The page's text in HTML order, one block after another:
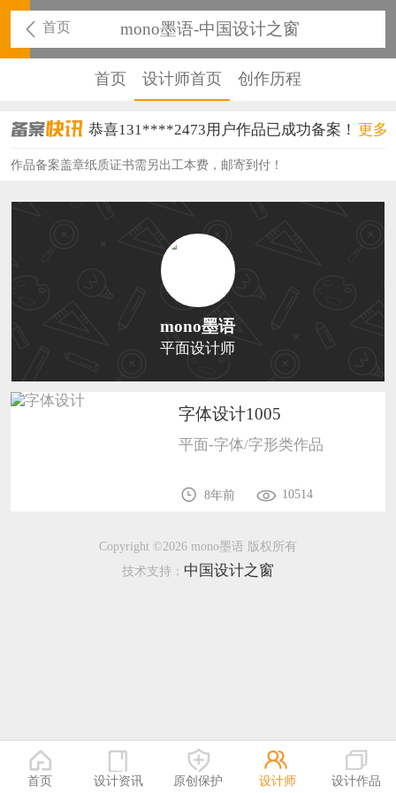
首页 mono墨语-中国设计之窗
首页 设计师首页 创作历程
恭喜131****2473用户作品已成功备案！
恭喜159****4201用户作品已成功备案！
恭喜133****6466用户作品已成功备案！
恭喜131****1475用户作品已成功备案！
恭喜133****8874用户作品已成功备案！
恭喜138****8638用户作品已成功备案！
恭喜133****9020用户作品已成功备案！
恭喜136****9807用户作品已成功备案！
恭喜159****4930用户作品已成功备案！
恭喜150****6483用户作品已成功备案！
更多
作品备案盖章纸质证书需另出工本费，邮寄到付！
mono墨语
平面设计师
字体设计1005
平面-字体/字形类作品
8年前 10514
Copyright ©2026 mono墨语 版权所有
技术支持： 中国设计之窗
首页 设计资讯 原创保护 设计师 设计作品